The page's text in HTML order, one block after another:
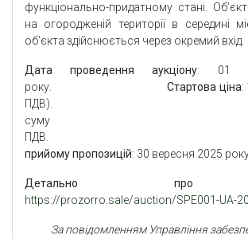
функціонально-придатному стані.
на огородженій території в середині
об’єкта здійснюється через окремий вхід.
Дата проведення аукціону: 01
року.Стартова ціна:
ПДВ). На
суму
прийому пропозицій: 30 вересня 2025
Детально про
https://prozorro.sale/auction/SPE001-UA-
За повідомленням Управління